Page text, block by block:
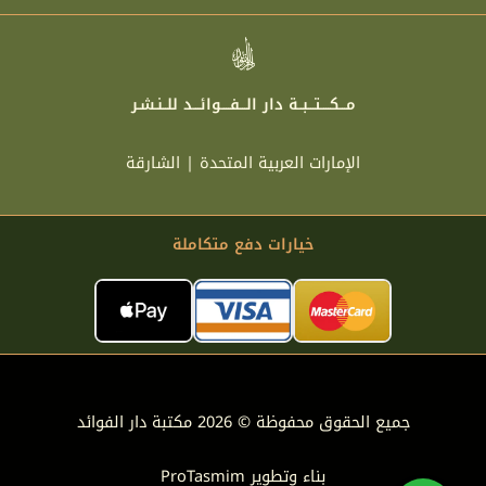
مـــكــــتـــبــة دار الـــفــــوائـــد للــنـشـر
الإمارات العربية المتحدة | الشارقة
خيارات دفع متكاملة
جميع الحقوق محفوظة © 2026 مكتبة دار الفوائد
بناء وتطويرProTasmim